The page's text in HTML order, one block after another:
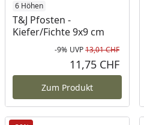
6 Höhen
T&J Pfosten -
Kiefer/Fichte 9x9 cm
-9% UVP13,01 CHF
11,75 CHF
Zum Produkt